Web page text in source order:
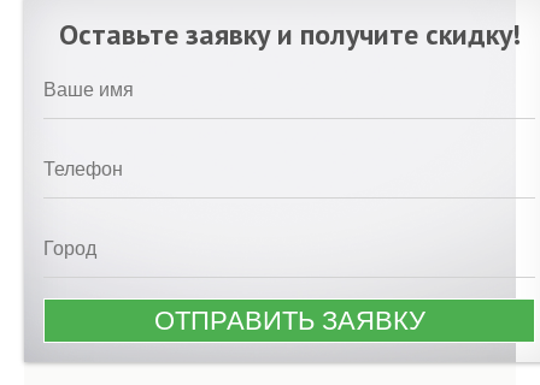
Оставьте заявку и получите скидку!